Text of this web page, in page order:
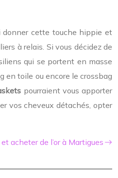
cette touche hippie et
à relais. Si vous décidez de
qui se portent en masse
en toile ou encore le crossbag
pourraient vous apporter
vos cheveux détachés, opter
acheter de l’or à Martigues